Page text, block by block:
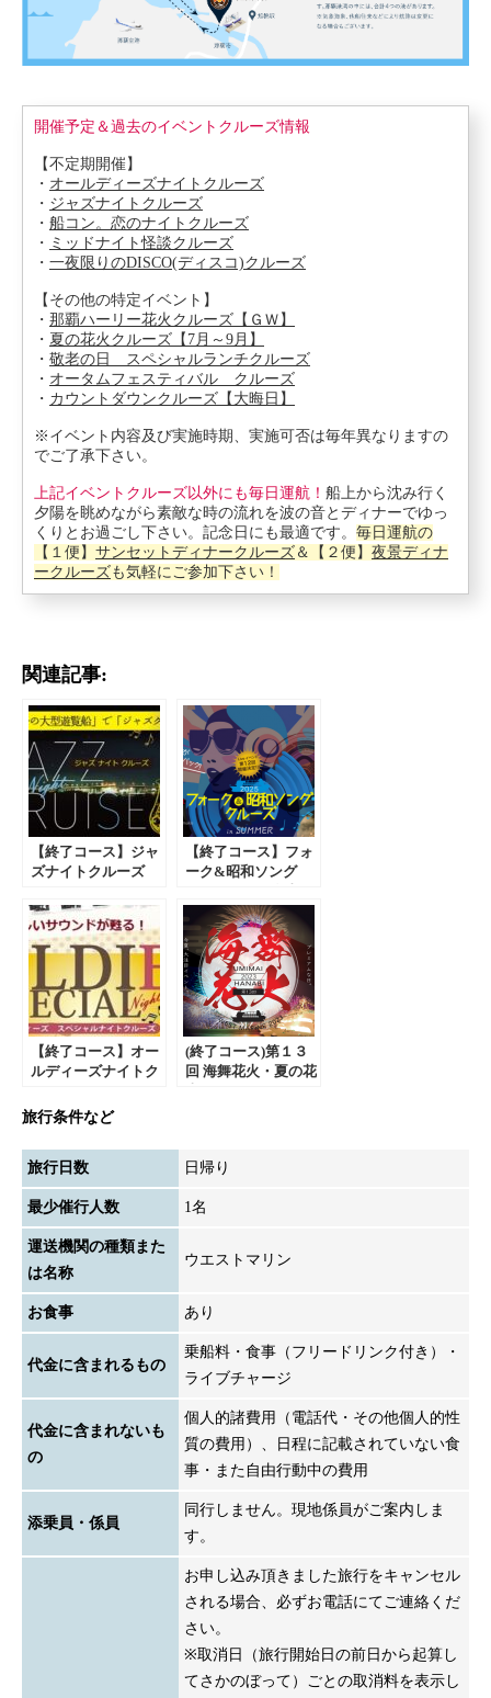
開催予定＆過去のイベントクルーズ情報
【不定期開催】
・ オールディーズナイトクルーズ
・ ジャズナイトクルーズ
・ 船コン。恋のナイトクルーズ
・ ミッドナイト怪談クルーズ
・ 一夜限りのDISCO(ディスコ)クルーズ
【その他の特定イベント】
・ 那覇ハーリー花火クルーズ【ＧＷ】
・ 夏の花火クルーズ【7月～9月】
・ 敬老の日 スペシャルランチクルーズ
・ オータムフェスティバル クルーズ
・ カウントダウンクルーズ【大晦日】
※イベント内容及び実施時期、実施可否は毎年異なりますの
でご了承下さい。
上記イベントクルーズ以外にも毎日運航！ 船上から沈み行く
夕陽を眺めながら素敵な時の流れを波の音とディナーでゆっ
くりとお過ごし下さい。記念日にも最適です。 毎日運航の
【１便】 サンセットディナークルーズ ＆【２便】 夜景ディナ
ークルーズも気軽にご参加下さい！
関連記事:
【終了コース】ジャ
ズナイトクルーズ
題付）2024年3月16
日（土）｜沖縄 デ
ィナークルーズ
【終了コース】フォ
ーク&昭和ソング
＆飲み放題付）2025
年7/26（土）開催｜
沖縄 ＬＩＶＥクルー
ズ
【終了コース】オー
ルディーズナイトク
飲み放題付）2024年
10月12日（土）
(終了コース)第１３
回 海舞花火・夏の花
旅行条件など
旅行日数 日帰り
最少催行人数 1名
運送機関の種類また
は名称
ウエストマリン
お食事 あり
代金に含まれるもの
乗船料・食事（フリードリンク付き）・
ライブチャージ
代金に含まれないも
の
個人的諸費用（電話代・その他個人的性
質の費用）、日程に記載されていない食
事・また自由行動中の費用
添乗員・係員
同行しません。現地係員がご案内しま
す。
お申し込み頂きました旅行をキャンセル
される場合、必ずお電話にてご連絡くだ
さい。
※取消日（旅行開始日の前日から起算し
てさかのぼって）ごとの取消料を表示し